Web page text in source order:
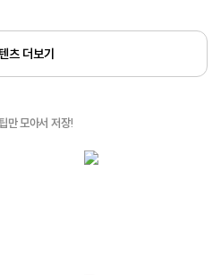
츠 더보기
만 모아서 저장!